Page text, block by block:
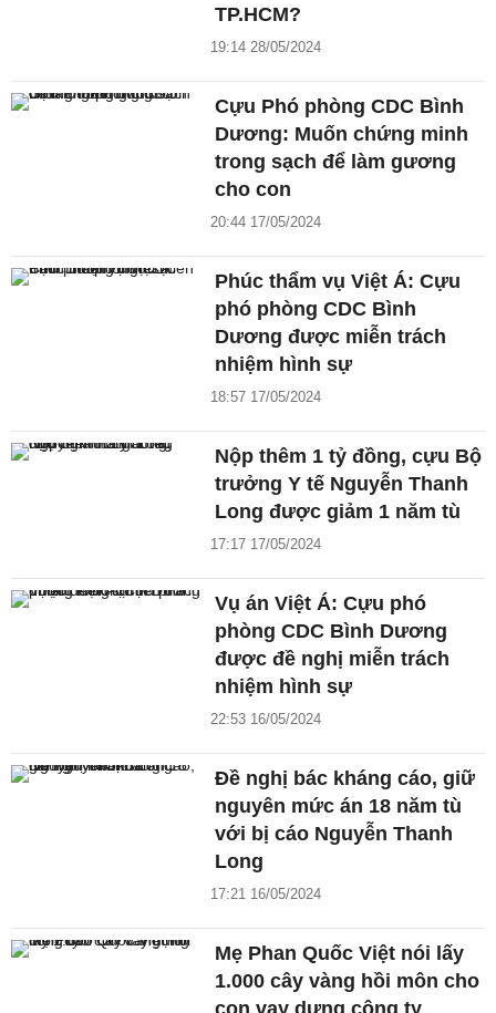
TP.HCM?
19:14 28/05/2024
Cựu Phó phòng CDC Bình
Dương: Muốn chứng minh
trong sạch để làm gương
cho con
20:44 17/05/2024
Phúc thẩm vụ Việt Á: Cựu
phó phòng CDC Bình
Dương được miễn trách
nhiệm hình sự
18:57 17/05/2024
Nộp thêm 1 tỷ đồng, cựu Bộ
trưởng Y tế Nguyễn Thanh
Long được giảm 1 năm tù
17:17 17/05/2024
Vụ án Việt Á: Cựu phó
phòng CDC Bình Dương
được đề nghị miễn trách
nhiệm hình sự
22:53 16/05/2024
Đề nghị bác kháng cáo, giữ
nguyên mức án 18 năm tù
với bị cáo Nguyễn Thanh
Long
17:21 16/05/2024
Mẹ Phan Quốc Việt nói lấy
1.000 cây vàng hồi môn cho